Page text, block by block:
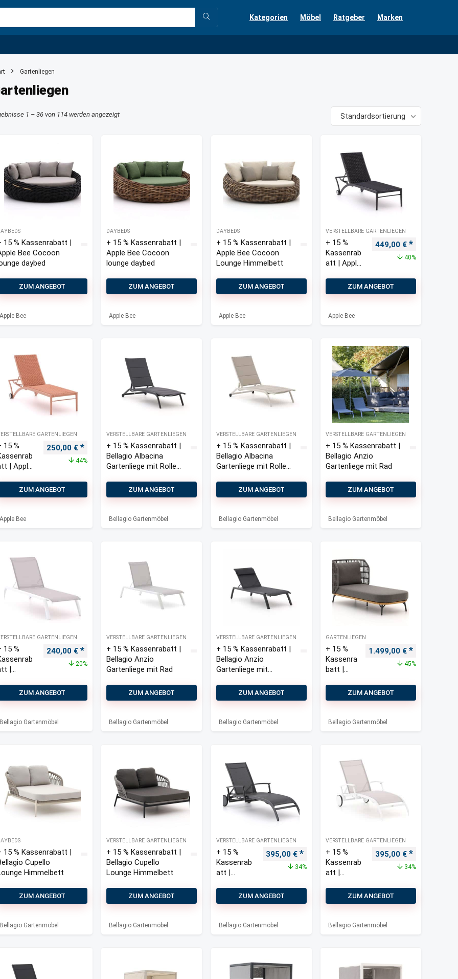
Kategorien Möbel Ratgeber Marken
Gartenliegen
1 – 36 von 114 werden angezeigt Standardsortierung
15 % Kassenrabatt |
Bee Cocoon
daybed
ZUM ANGEBOT
Apple Bee
DAYBEDS
+ 15 % Kassenrabatt |
Apple Bee Cocoon
lounge daybed
ZUM ANGEBOT
Apple Bee
DAYBEDS
+ 15 % Kassenrabatt |
Apple Bee Cocoon
Lounge Himmelbett
ZUM ANGEBOT
Apple Bee
VERSTELLBARE GARTENLIEGEN
+ 15 %
Kassenrab
att | Apple
Gartenliege
stapelbar
Ursprünglicher Preis
449,00 € Aktueller
40%
ZUM ANGEBOT
Apple Bee
GARTENLIEGEN
15 %
| Apple
Ursprünglicher Preis war: 450,00 €
250,00 € Aktueller Preis ist: 250,00 €.
44%
ZUM ANGEBOT
Apple Bee
VERSTELLBARE GARTENLIEGEN
+ 15 % Kassenrabatt |
Bellagio Albacina
Gartenliege mit Rollen
ZUM ANGEBOT
Bellagio Gartenmöbel
VERSTELLBARE GARTENLIEGEN
+ 15 % Kassenrabatt |
Bellagio Albacina
Gartenliege mit Rollen
ZUM ANGEBOT
Bellagio Gartenmöbel
VERSTELLBARE GARTENLIEGEN
+ 15 % Kassenrabatt |
Bellagio Anzio
Gartenliege mit Rad
ZUM ANGEBOT
Bellagio Gartenmöbel
GARTENLIEGEN
15 %
|
Ursprünglicher Preis war: 300,00 €
240,00 € Aktueller Preis ist: 240,00 €.
20%
ZUM ANGEBOT
Bellagio Gartenmöbel
VERSTELLBARE GARTENLIEGEN
+ 15 % Kassenrabatt |
Bellagio Anzio
Gartenliege mit Rad
ZUM ANGEBOT
Bellagio Gartenmöbel
VERSTELLBARE GARTENLIEGEN
+ 15 % Kassenrabatt |
Bellagio Anzio
Gartenliege mit
ZUM ANGEBOT
Bellagio Gartenmöbel
GARTENLIEGEN
+ 15 %
Kassenra
batt |
Cavezzo
Gartenlie
Ursprünglicher Preis
1.499,00 € Aktueller
45%
ZUM ANGEBOT
Bellagio Gartenmöbel
15 % Kassenrabatt |
Cupello
Himmelbett
ZUM ANGEBOT
Bellagio Gartenmöbel
VERSTELLBARE GARTENLIEGEN
+ 15 % Kassenrabatt |
Bellagio Cupello
Lounge Himmelbett
ZUM ANGEBOT
Bellagio Gartenmöbel
VERSTELLBARE GARTENLIEGEN
+ 15 %
Kassenrab
att |
Gartenliege
Ursprünglicher Preis war: 600,00 €
395,00 € Aktueller Preis ist: 395,00 €.
34%
ZUM ANGEBOT
Bellagio Gartenmöbel
VERSTELLBARE GARTENLIEGEN
+ 15 %
Kassenrab
att |
Gartenliege
Ursprünglicher Preis
395,00 € Aktueller
34%
ZUM ANGEBOT
Bellagio Gartenmöbel